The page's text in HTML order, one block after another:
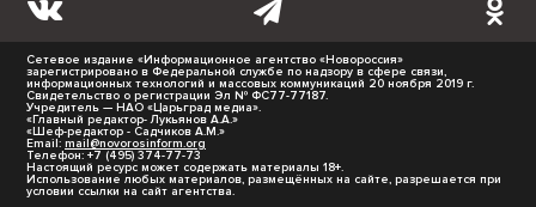
Сетевое издание «Информационное агентство «Новороссия»
зарегистрировано в Федеральной службе по надзору в сфере связи,
информационных технологий и массовых коммуникаций 20 ноября 2019 г.
Свидетельство о регистрации Эл № ФС77-77187.
Учредитель — НАО «Царьград медиа».
«Главный редактор- Лукьянов А.А.»
«Шеф-редактор - Садчиков А.М.»
Email: mail@novorosinform.org
Телефон: +7 (495) 374-77-73
Настоящий ресурс может содержать материалы 18+.
Использование любых материалов, размещённых на сайте, разрешается при
условии ссылки на сайт агентства.